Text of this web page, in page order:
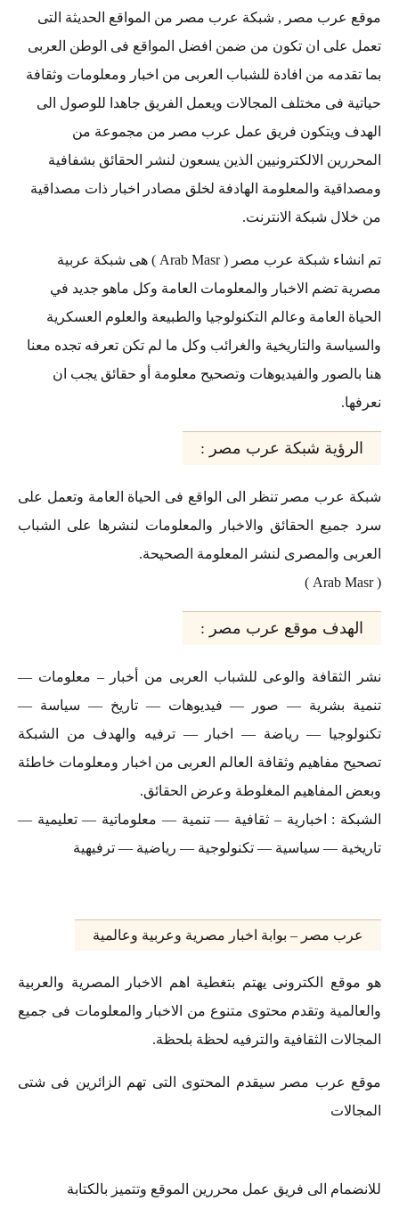
عرب مصر , شبكة عرب مصر من المواقع الحديثة التى
على ان تكون من ضمن افضل المواقع فى الوطن العربى
من افادة للشباب العربى من اخبار ومعلومات وثقافة
فى مختلف المجالات ويعمل الفريق جاهدا للوصول الى
ويتكون فريق عمل عرب مصر من مجموعة من
الالكترونيين الذين يسعون لنشر الحقائق بشفافية
والمعلومة الهادفة لخلق مصادر اخبار ذات مصداقية
شبكة الانترنت.
تم انشاء شبكة عرب مصر ( Arab Masr ) هى شبكة عربية
تضم الاخبار والمعلومات العامة وكل ماهو جديد في
العامة وعالم التكنولوجيا والطبيعة والعلوم العسكرية
والتاريخية والغرائب وكل ما لم تكن تعرفه تجده معنا
والفيديوهات وتصحيح معلومة أو حقائق يجب ان
شبكة عرب مصر :
عرب مصر تنظر الى الواقع فى الحياة العامة وتعمل على
الحقائق والاخبار والمعلومات لنشرها على الشباب
والمصرى لنشر المعلومة الصحيحة.
موقع عرب مصر :
والوعى للشباب العربى من أخبار – معلومات —
بشرية — صور — فيديوهات — تاريخ — سياسة —
— رياضة — اخبار — ترفيه والهدف من الشبكة
مفاهيم وثقافة العالم العربى من اخبار ومعلومات خاطئة
المفاهيم المغلوطة وعرض الحقائق.
: اخبارية – ثقافية — تنمية — معلوماتية — تعليمية —
— سياسية — تكنولوجية — رياضية — ترفيهية
مصر – بوابة اخبار مصرية وعربية وعالمية
الكترونى يهتم بتغطية اهم الاخبار المصرية والعربية
وتقدم محتوى متنوع من الاخبار والمعلومات فى جميع
الثقافية والترفيه لحظة بلحظة.
عرب مصر سيقدم المحتوى التى تهم الزائرين فى شتى
الى فريق عمل محررين الموقع وتتميز بالكتابة